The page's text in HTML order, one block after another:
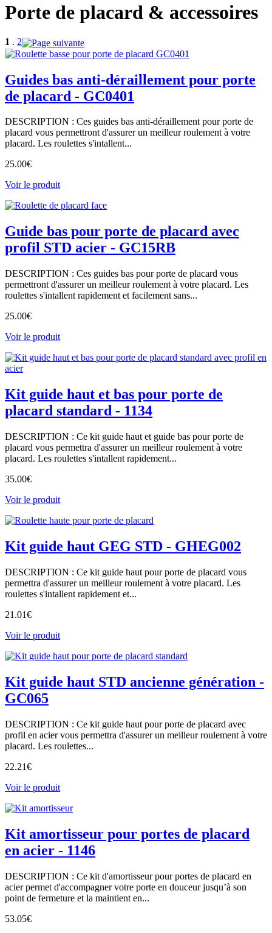
Porte de placard & accessoires
1 . 2
Guides bas anti-déraillement pour porte
de placard - GC0401
DESCRIPTION : Ces guides bas anti-déraillement pour porte de
placard vous permettront d'assurer un meilleur roulement à votre
placard. Les roulettes s'intallent...
25.00€
Voir le produit
Guide bas pour porte de placard avec
profil STD acier - GC15RB
DESCRIPTION : Ces guides bas pour porte de placard vous
permettront d'assurer un meilleur roulement à votre placard. Les
roulettes s'intallent rapidement et facilement sans...
25.00€
Voir le produit
Kit guide haut et bas pour porte de
placard standard - 1134
DESCRIPTION : Ce kit guide haut et guide bas pour porte de
placard vous permettra d'assurer un meilleur roulement à votre
placard. Les roulettes s'intallent rapidement...
35.00€
Voir le produit
Kit guide haut GEG STD - GHEG002
DESCRIPTION : Ce kit guide haut pour porte de placard vous
permettra d'assurer un meilleur roulement à votre placard. Les
roulettes s'intallent rapidement et...
21.01€
Voir le produit
Kit guide haut STD ancienne génération -
GC065
DESCRIPTION : Ce kit guide haut pour porte de placard avec
profil en acier vous permettra d'assurer un meilleur roulement à votre
placard. Les roulettes...
22.21€
Voir le produit
Kit amortisseur pour portes de placard
en acier - 1146
DESCRIPTION : Ce kit d'amortisseur pour portes de placard en
acier permet d'accompagner votre porte en douceur jusqu’à son
point de fermeture et la maintient en...
53.05€